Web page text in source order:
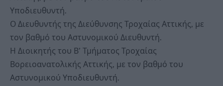
Υποδιευθυντή.
Ο Διευθυντής της Διεύθυνσης Τροχαίας Αττικής, με
τον βαθμό του Αστυνομικού Διευθυντή.
Η Διοικητής του Β’ Τμήματος Τροχαίας
Βορειοανατολικής Αττικής, με τον βαθμό του
Αστυνομικού Υποδιευθυντή.